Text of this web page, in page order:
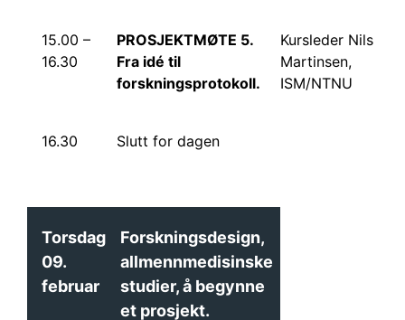
15.00 –
16.30
PROSJEKTMØTE 5.
Fra idé til
forskningsprotokoll.
Kursleder Nils
Martinsen,
ISM/NTNU
16.30 Slutt for dagen
Torsdag
09.
februar
Forskningsdesign,
allmennmedisinske
studier, å begynne
et prosjekt.